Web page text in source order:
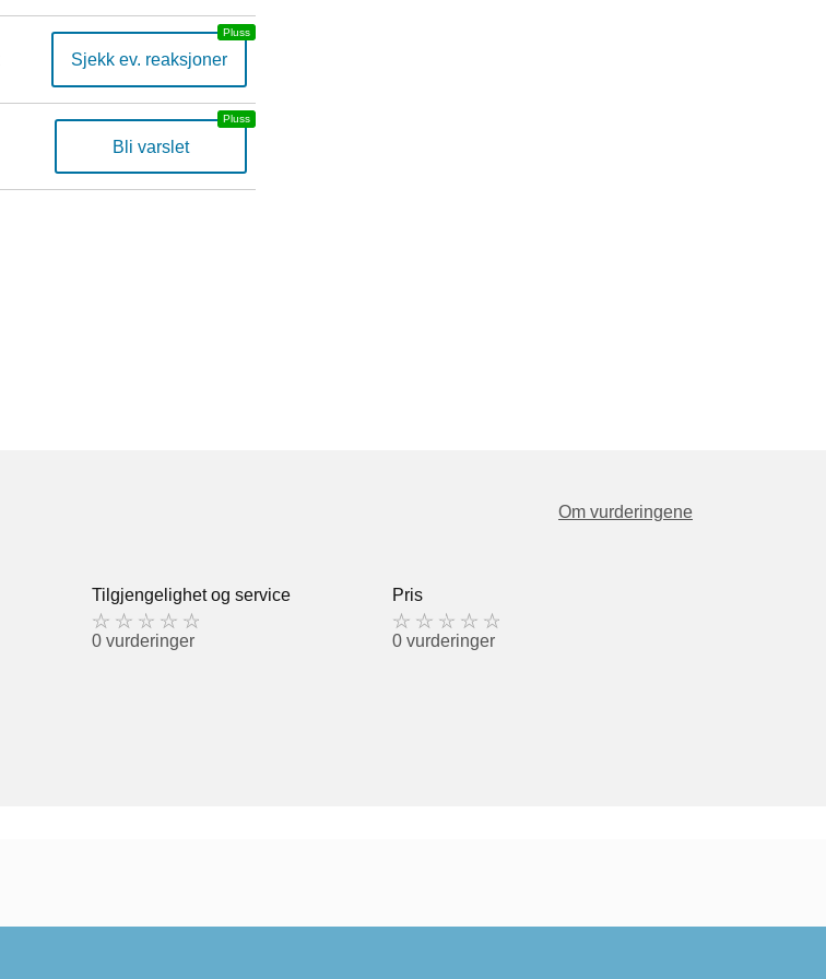
Sjekk ev. reaksjoner
Bli varslet
Om vurderingene
Tilgjengelighet og service
0 vurderinger
Pris
0 vurderinger